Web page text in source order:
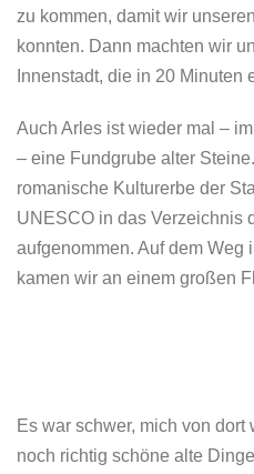
zu kommen, damit wir
konnten. Dann machten wir
Innenstadt, die in 20 Minuten
Auch Arles ist wieder mal –
– eine Fundgrube alter
romanische Kulturerbe der
UNESCO in das Verzeichnis
aufgenommen. Auf dem Weg
kamen wir an einem großen
Es war schwer, mich von
noch richtig schöne alte